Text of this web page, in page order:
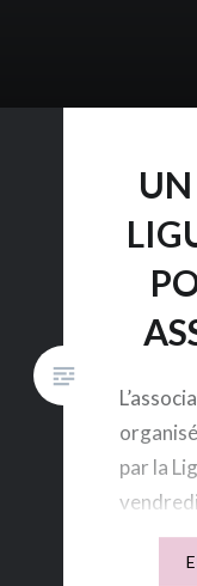
UN
par la
soirée